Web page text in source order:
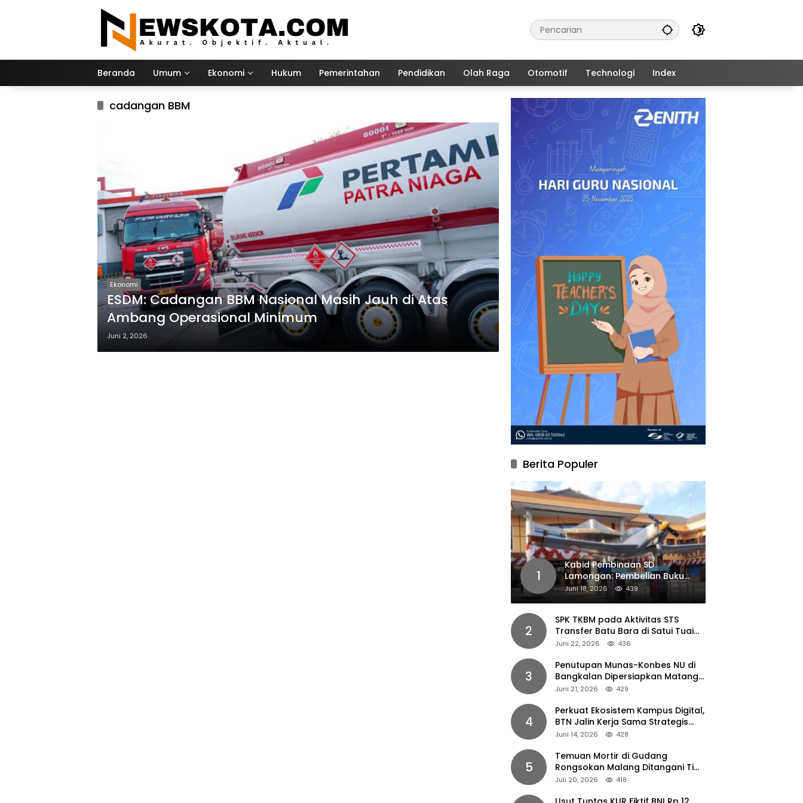
Beranda Umum Ekonomi Hukum Pemerintahan Pendidikan Olah Raga Otomotif Technologi Index
cadangan BBM
Ekonomi
ESDM: Cadangan BBM Nasional Masih Jauh di Atas
Ambang Operasional Minimum
Juni 2, 2026
Berita Populer
1
Kabid Pembinaan SD
Lamongan: Pembelian Buku
Pendamping Tidak Boleh
Dipaksakan
Juni 18, 2026 439
2
SPK TKBM pada Aktivitas STS
Transfer Batu Bara di Satui Tuai
Sorotan
Juni 22, 2026 436
3
Penutupan Munas-Konbes NU di
Bangkalan Dipersiapkan Matang,
Gus Ipul Turun Tangan
Juni 21, 2026 429
4
Perkuat Ekosistem Kampus Digital,
BTN Jalin Kerja Sama Strategis
dengan UNAIR
Juni 14, 2026 428
5
Temuan Mortir di Gudang
Rongsokan Malang Ditangani Tim
Gegana Polda Jatim
Juli 20, 2026 418